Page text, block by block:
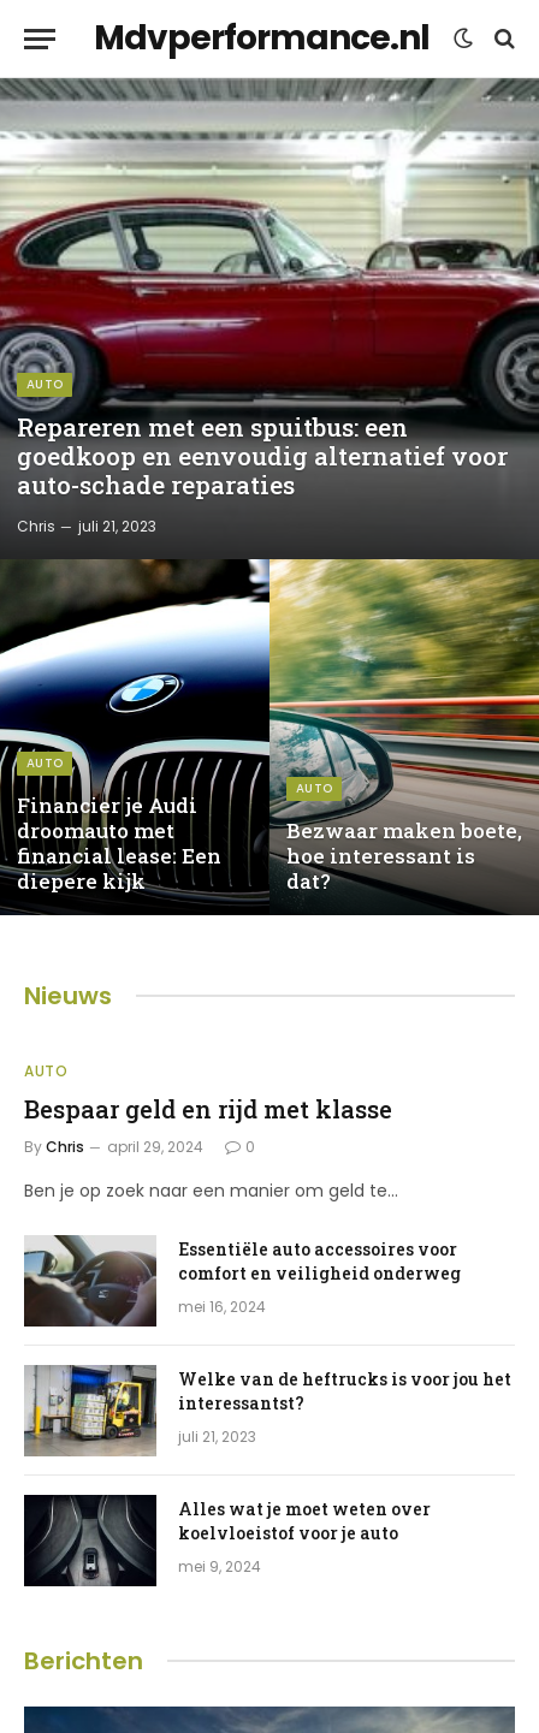
Mdvperformance.nl
AUTO
Repareren met een spuitbus: een
goedkoop en eenvoudig alternatief voor
auto-schade reparaties
Chris juli 21, 2023
AUTO
Financier je Audi
droomauto met
financial lease: Een
diepere kijk
AUTO
Bezwaar maken boete,
hoe interessant is
dat?
Nieuws
AUTO
Bespaar geld en rijd met klasse
ByChris april 29, 2024 0
Ben je op zoek naar een manier om geld te…
Essentiële auto accessoires voor
comfort en veiligheid onderweg
mei 16, 2024
Welke van de heftrucks is voor jou het
interessantst?
juli 21, 2023
Alles wat je moet weten over
koelvloeistof voor je auto
mei 9, 2024
Berichten